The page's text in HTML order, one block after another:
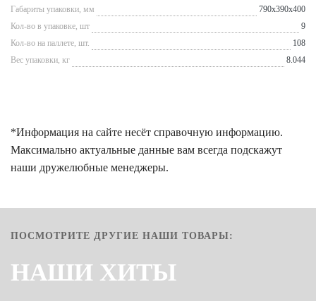
Габариты упаковки, мм
790x390x400
Кол-во в упаковке, шт
9
Кол-во на паллете, шт.
108
Вес упаковки, кг
8.044
*Информация на сайте несёт справочную информацию.
Максимально актуальные данные вам всегда подскажут
наши дружелюбные менеджеры.
ПОСМОТРИТЕ ДРУГИЕ НАШИ ТОВАРЫ:
НАШИ ХИТЫ